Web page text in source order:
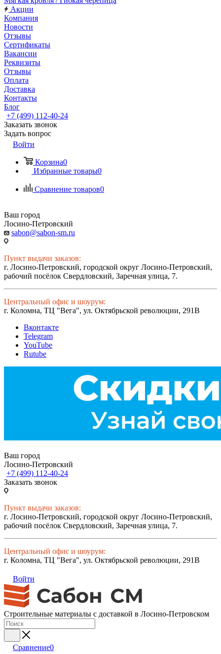
Акции
Компания
Новости
Отзывы
Сертификаты
Вакансии
Реквизиты
Отзывы
Оплата
Доставка
Контакты
Блог
+7 (499) 112-40-24
Заказать звонок
Задать вопрос
Войти
Корзина0
Избранные товары0
Сравнение товаров0
Ваш город
Лосино-Петровский
sabon@sabon-sm.ru
Пункт выдачи заказов:
г. Лосино-Петровский, городской округ Лосино-Петровский,
рабочий посёлок Свердловский, Заречная улица, 7.
Центральный офис и шоурум:
г. Коломна, ТЦ "Вега", ул. Октябрьской революции, 291В
Вконтакте
Telegram
YouTube
Rutube
Ваш город
Лосино-Петровский
+7 (499) 112-40-24
Заказать звонок
Пункт выдачи заказов:
г. Лосино-Петровский, городской округ Лосино-Петровский,
рабочий посёлок Свердловский, Заречная улица, 7.
Центральный офис и шоурум:
г. Коломна, ТЦ "Вега", ул. Октябрьской революции, 291В
Войти
Строительные материалы с доставкой в Лосино-Петровском
Сравнение0